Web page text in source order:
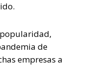
de
empresas a